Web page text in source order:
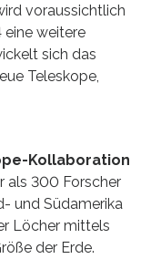
voraussichtlich
eine weitere
sich das
Teleskope,
Kollaboration
als 300 Forscher
und Südamerika
Löcher mittels
der Erde.